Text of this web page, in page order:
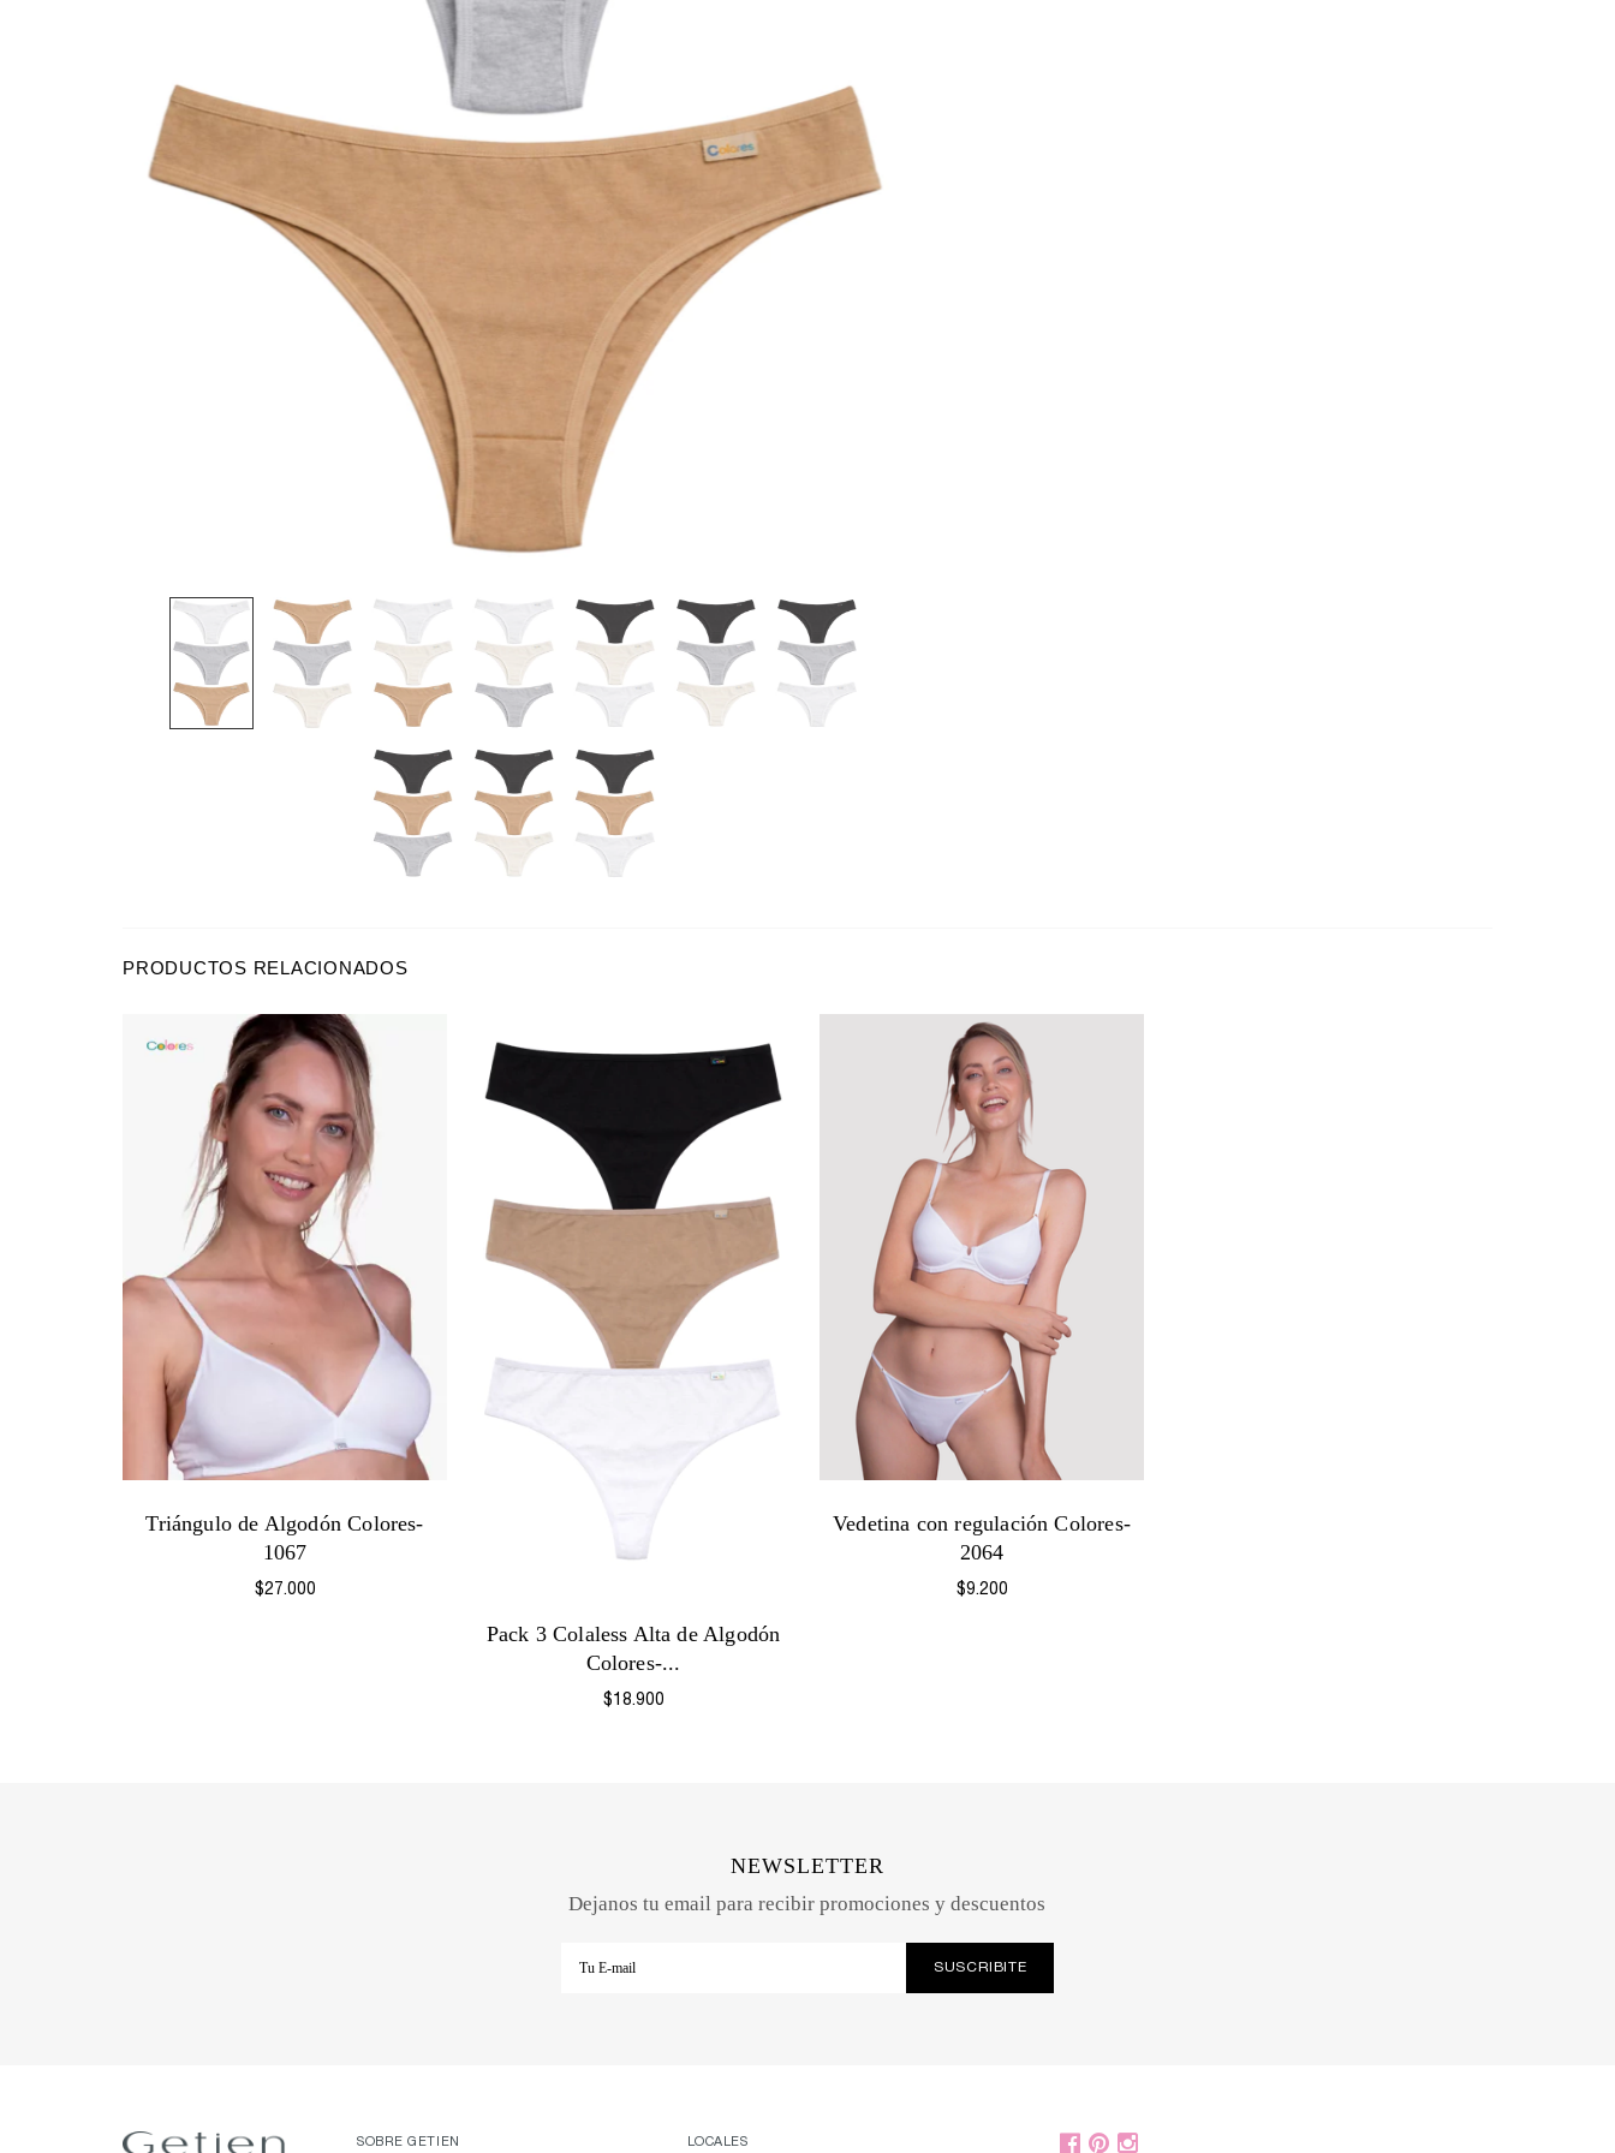
PRODUCTOS RELACIONADOS
Triángulo de Algodón Colores-
1067
$27.000
Pack 3 Colaless Alta de Algodón
Colores-...
$18.900
Vedetina con regulación Colores-
2064
$9.200
NEWSLETTER
Dejanos tu email para recibir promociones y descuentos
SOBRE GETIEN LOCALES